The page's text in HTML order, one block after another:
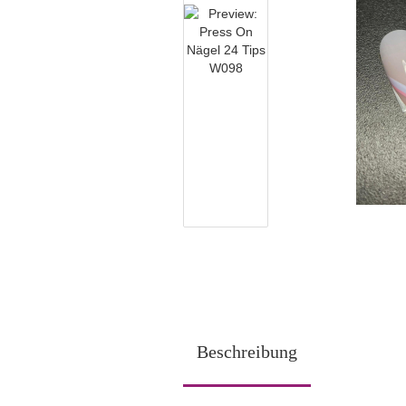
Beschreibung